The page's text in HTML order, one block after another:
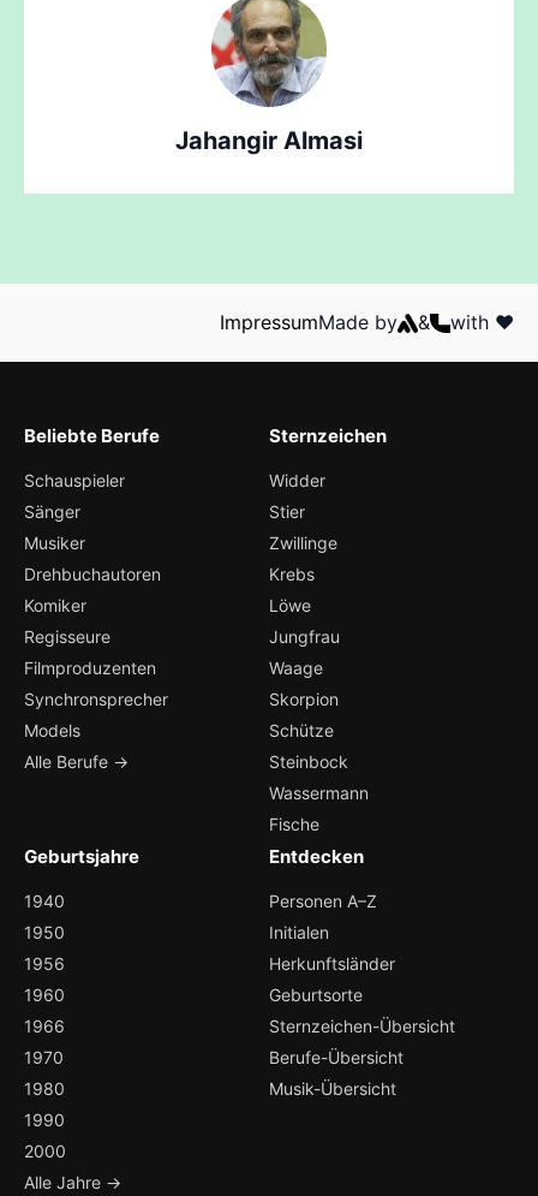
Jahangir Almasi
ImpressumMade by & with ❤️
Beliebte Berufe
Schauspieler
Sänger
Musiker
Drehbuchautoren
Komiker
Regisseure
Filmproduzenten
Synchronsprecher
Models
Alle Berufe →
Sternzeichen
Widder
Stier
Zwillinge
Krebs
Löwe
Jungfrau
Waage
Skorpion
Schütze
Steinbock
Wassermann
Fische
Geburtsjahre
1940
1950
1956
1960
1966
1970
1980
1990
2000
Alle Jahre →
Entdecken
Personen A–Z
Initialen
Herkunftsländer
Geburtsorte
Sternzeichen-Übersicht
Berufe-Übersicht
Musik-Übersicht